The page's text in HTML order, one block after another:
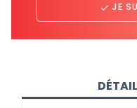
done JE